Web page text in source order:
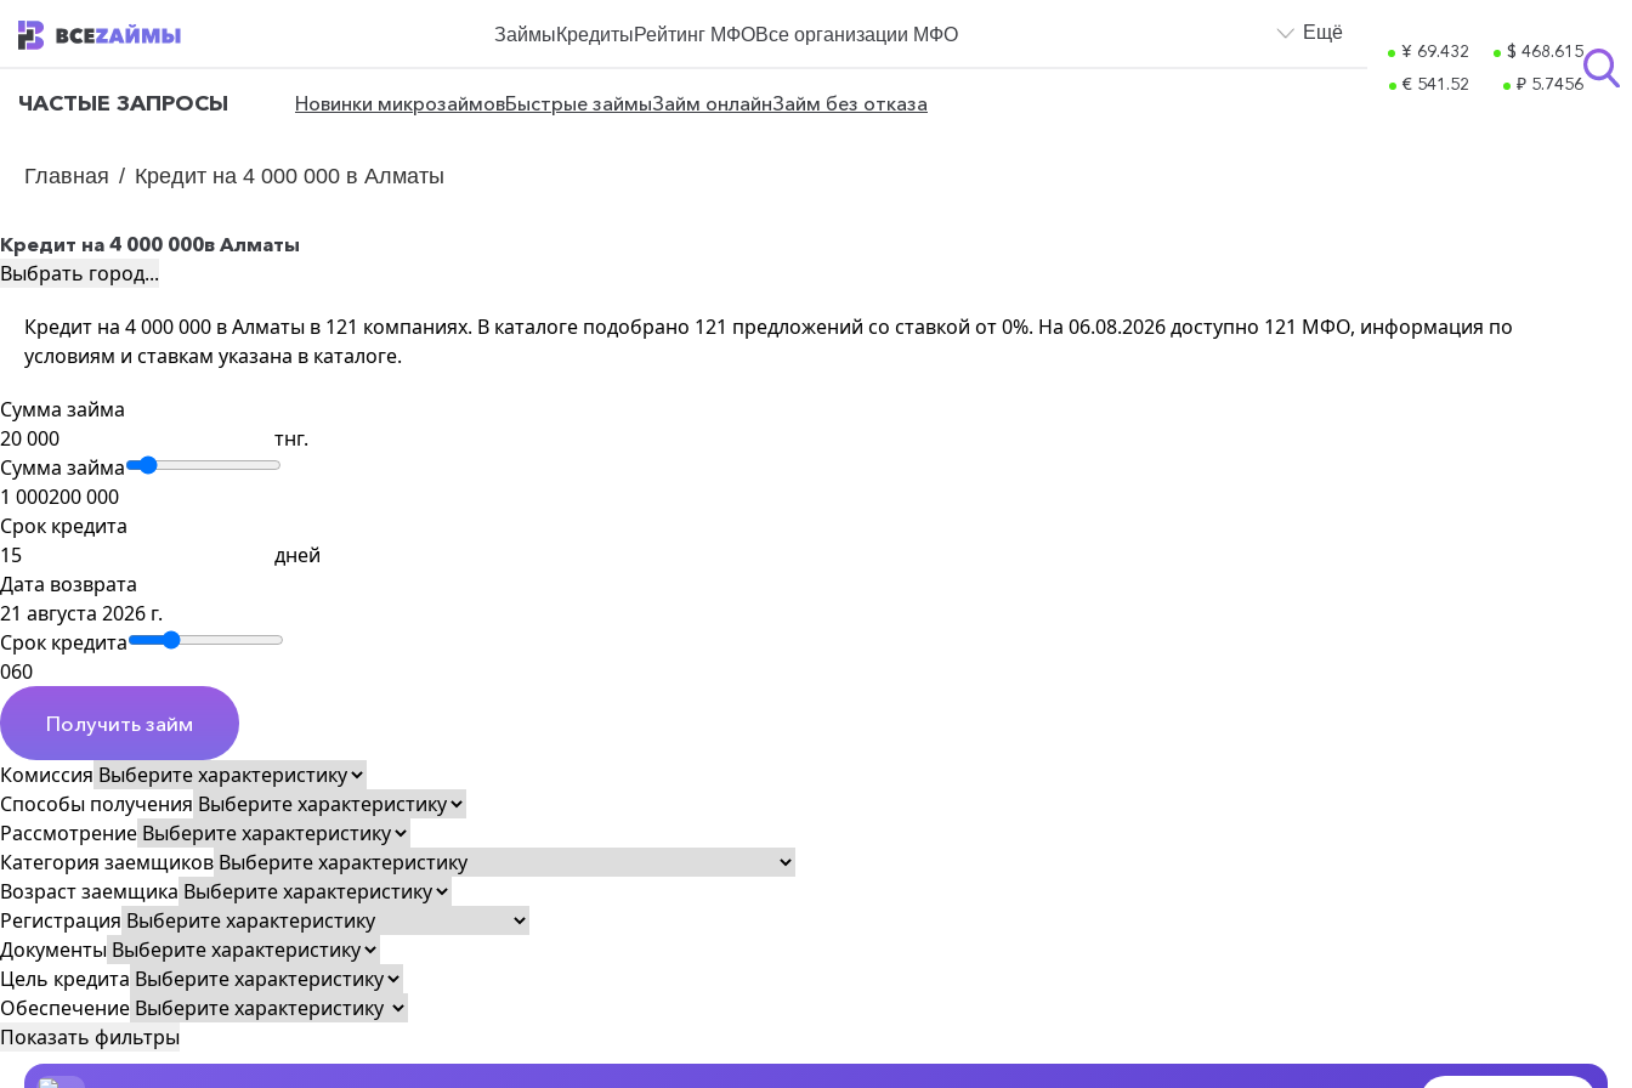
ЗаймыКредитыРейтинг МФОВсе организации МФО Ещё
ЧАСТЫЕ ЗАПРОСЫ Новинки микрозаймовБыстрые займыЗайм онлайнЗайм без отказа
¥ 69.432
$ 468.615
€ 541.52
₽ 5.7456
Главная / Кредит на 4 000 000 в Алматы
Кредит на 4 000 000в Алматы
Выбрать город...
Кредит на 4 000 000 в Алматы в 121 компаниях. В каталоге подобрано 121 предложений со ставкой от 0%. На 06.08.2026 доступно 121 МФО, информация по
условиям и ставкам указана в каталоге.
Сумма займа
тнг.
Сумма займа
1 000200 000
Срок кредита
дней
Дата возврата
21 августа 2026 г.
Срок кредита
060
Получить займ
Комиссия
Способы получения
Рассмотрение
Категория заемщиков
Возраст заемщика
Регистрация
Документы
Цель кредита
Обеспечение
Показать фильтры